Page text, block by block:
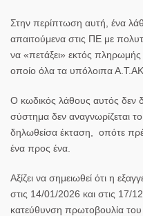
Στην περίπτωση αυτή, ένα
απαιτούμενα στις ΠΕ με
να «πετάξει» εκτός
οποίο όλα τα υπόλοιπα
Ο κωδικός λάθους αυτός δεν
σύστημα δεν αναγνωρίζεται
δηλωθείσα έκταση, οπότε
ένα προς ένα.
Αξίζει να σημειωθεί ότι η
στις 14/01/2026 και στις 17/
κατεύθυνση πρωτοβουλία του